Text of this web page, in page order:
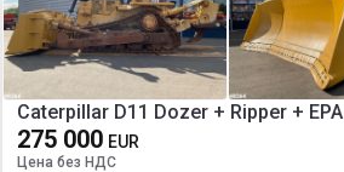
Caterpillar D11 Dozer + Ripper + EPA
275 000 EUR
Цена без НДС